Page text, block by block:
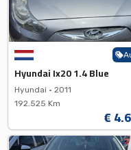
Hyundai Ix20 1.4 Blue
Hyundai • 2011
192.525 Km
€